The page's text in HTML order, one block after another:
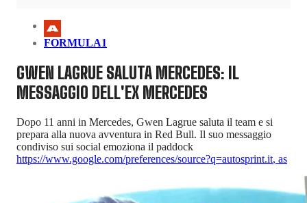
FORMULA1
GWEN LAGRUE SALUTA MERCEDES: IL
MESSAGGIO DELL'EX MERCEDES
Dopo 11 anni in Mercedes, Gwen Lagrue saluta il team e si
prepara alla nuova avventura in Red Bull. Il suo messaggio
condiviso sui social emoziona il paddock
https://www.google.com/preferences/source?q=autosprint.it, as